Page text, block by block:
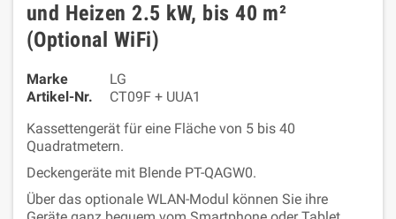
und Heizen 2.5 kW, bis 40 m²
(Optional WiFi)
Marke
LG
Artikel-Nr.
CT09F + UUA1
Kassettengerät für eine Fläche von 5 bis 40
Quadratmetern.
Deckengeräte mit Blende PT-QAGW0.
Über das optionale WLAN-Modul können Sie ihre